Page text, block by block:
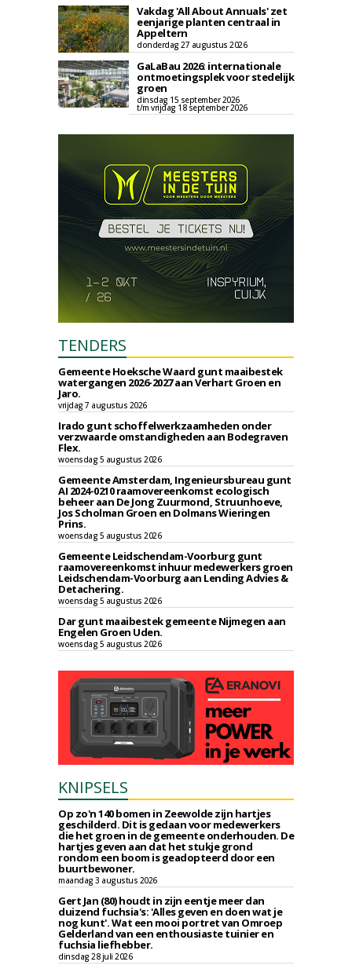
Vakdag 'All About Annuals' zet
eenjarige planten centraal in
Appeltern
donderdag 27 augustus 2026
GaLaBau 2026: internationale
ontmoetingsplek voor stedelijk
groen
dinsdag 15 september 2026
t/m vrijdag 18 september 2026
TENDERS
Gemeente Hoeksche Waard gunt maaibestek
watergangen 2026-2027 aan Verhart Groen en
Jaro.
vrijdag 7 augustus 2026
Irado gunt schoffelwerkzaamheden onder
verzwaarde omstandigheden aan Bodegraven
Flex.
woensdag 5 augustus 2026
Gemeente Amsterdam, Ingenieursbureau gunt
AI 2024-0210 raamovereenkomst ecologisch
beheer aan De Jong Zuurmond, Struunhoeve,
Jos Scholman Groen en Dolmans Wieringen
Prins.
woensdag 5 augustus 2026
Gemeente Leidschendam-Voorburg gunt
raamovereenkomst inhuur medewerkers groen
Leidschendam-Voorburg aan Lending Advies &
Detachering.
woensdag 5 augustus 2026
Dar gunt maaibestek gemeente Nijmegen aan
Engelen Groen Uden.
woensdag 5 augustus 2026
KNIPSELS
Op zo'n 140 bomen in Zeewolde zijn hartjes
geschilderd. Dit is gedaan voor medewerkers
die het groen in de gemeente onderhouden. De
hartjes geven aan dat het stukje grond
rondom een boom is geadopteerd door een
buurtbewoner.
maandag 3 augustus 2026
Gert Jan (80) houdt in zijn eentje meer dan
duizend fuchsia's: 'Alles geven en doen wat je
nog kunt'. Wat een mooi portret van Omroep
Gelderland van een enthousiaste tuinier en
fuchsia liefhebber.
dinsdag 28 juli 2026